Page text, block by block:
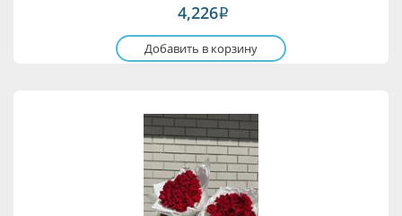
4,226i
Добавить в корзину